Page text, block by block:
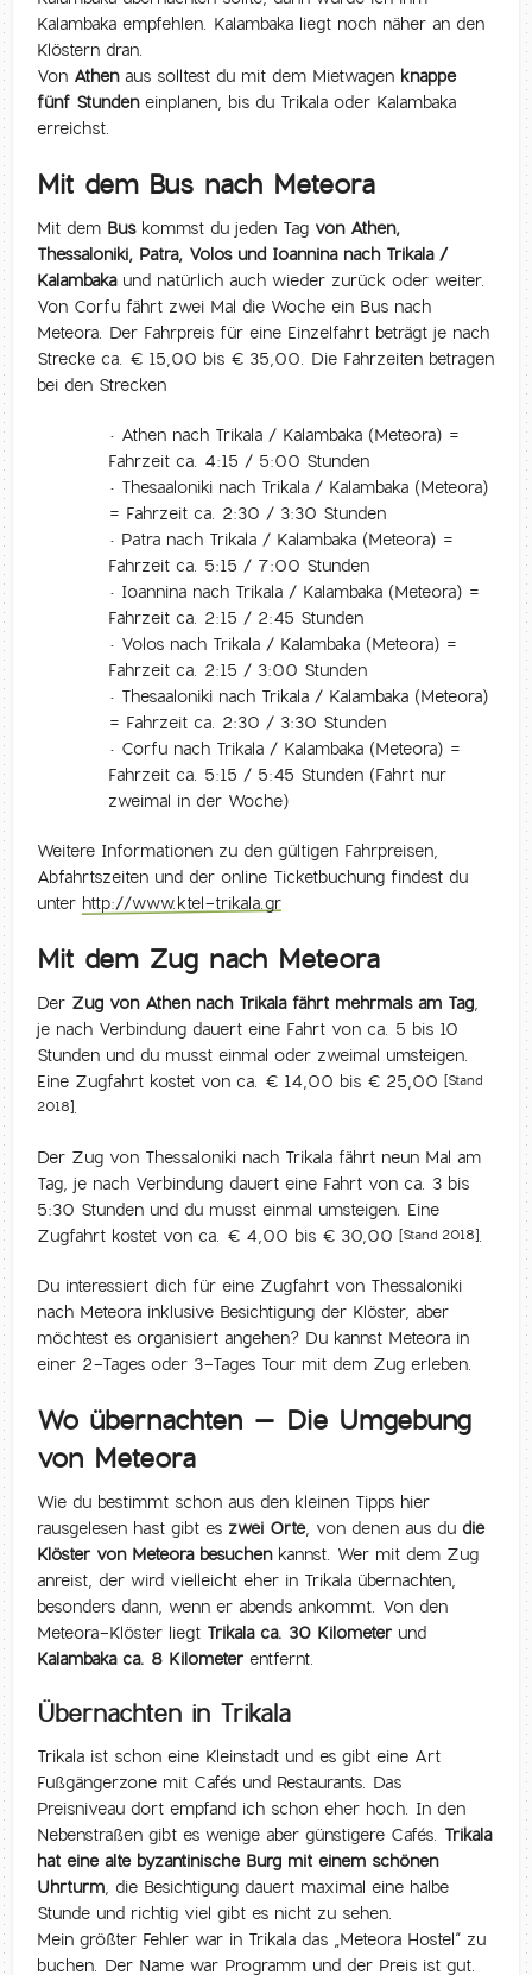
Kalambaka empfehlen. Kalambaka liegt noch näher an den
Klöstern dran.
Von Athenaus solltest du mit dem Mietwagen knappe
fünf Stundeneinplanen, bis du Trikala oder Kalambaka
erreichst.
Mit dem Bus nach Meteora
Mit dem Buskommst du jeden Tag von Athen,
Thessaloniki, Patra, Volos und Ioannina nach Trikala /
Kalambakaund natürlich auch wieder zurück oder weiter.
Von Corfu fährt zwei Mal die Woche ein Bus nach
Meteora. Der Fahrpreis für eine Einzelfahrt beträgt je nach
Strecke ca. € 15,00 bis € 35,00. Die Fahrzeiten betragen
bei den Strecken
• Athen nach Trikala / Kalambaka (Meteora) =
Fahrzeit ca. 4:15 / 5:00 Stunden
• Thesaaloniki nach Trikala / Kalambaka (Meteora)
= Fahrzeit ca. 2:30 / 3:30 Stunden
• Patra nach Trikala / Kalambaka (Meteora) =
Fahrzeit ca. 5:15 / 7:00 Stunden
• Ioannina nach Trikala / Kalambaka (Meteora) =
Fahrzeit ca. 2:15 / 2:45 Stunden
• Volos nach Trikala / Kalambaka (Meteora) =
Fahrzeit ca. 2:15 / 3:00 Stunden
• Thesaaloniki nach Trikala / Kalambaka (Meteora)
= Fahrzeit ca. 2:30 / 3:30 Stunden
• Corfu nach Trikala / Kalambaka (Meteora) =
Fahrzeit ca. 5:15 / 5:45 Stunden (Fahrt nur
zweimal in der Woche)
Weitere Informationen zu den gültigen Fahrpreisen,
Abfahrtszeiten und der online Ticketbuchung findest du
unter http://www.ktel-trikala.gr
Mit dem Zug nach Meteora
Der Zug von Athen nach Trikala fährt mehrmals am Tag,
je nach Verbindung dauert eine Fahrt von ca. 5 bis 10
Stunden und du musst einmal oder zweimal umsteigen.
Eine Zugfahrt kostet von ca. € 14,00 bis € 25,00 [Stand
2018].
Der Zug von Thessaloniki nach Trikala fährt neun Mal am
Tag, je nach Verbindung dauert eine Fahrt von ca. 3 bis
5:30 Stunden und du musst einmal umsteigen. Eine
Zugfahrt kostet von ca. € 4,00 bis € 30,00 [Stand 2018].
Du interessiert dich für eine Zugfahrt von Thessaloniki
nach Meteora inklusive Besichtigung der Klöster, aber
möchtest es organisiert angehen? Du kannst Meteora in
einer 2-Tages oder 3-Tages Tour mit dem Zug erleben.
Wo übernachten – Die Umgebung
von Meteora
Wie du bestimmt schon aus den kleinen Tipps hier
rausgelesen hast gibt es zwei Orte, von denen aus dudie
Klöster von Meteora besuchenkannst. Wer mit dem Zug
anreist, der wird vielleicht eher in Trikala übernachten,
besonders dann, wenn er abends ankommt. Von den
Meteora-Klöster liegt Trikala ca. 30 Kilometer und
Kalambaka ca. 8 Kilometer entfernt.
Übernachten in Trikala
Trikala ist schon eine Kleinstadt und es gibt eine Art
Fußgängerzone mit Cafés und Restaurants. Das
Preisniveau dort empfand ich schon eher hoch. In den
Nebenstraßen gibt es wenige aber günstigere Cafés. Trikala
hat eine alte byzantinische Burg mit einem schönen
Uhrturm, die Besichtigung dauert maximal eine halbe
Stunde und richtig viel gibt es nicht zu sehen.
Mein größter Fehler war in Trikala das „Meteora Hostel“ zu
buchen. Der Name war Programm und der Preis ist gut.